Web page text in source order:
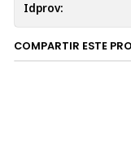
nutrientes y
Idprov:
COMPARTIR ESTE